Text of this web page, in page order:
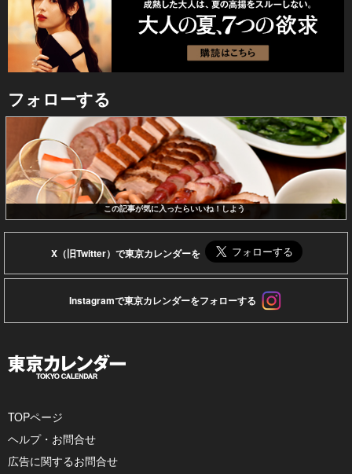
フォローする
この記事が気に入ったらいいね！しよう
X（旧Twitter）で東京カレンダーを
Instagramで東京カレンダーをフォローする
TOPページ
ヘルプ・お問合せ
広告に関するお問合せ